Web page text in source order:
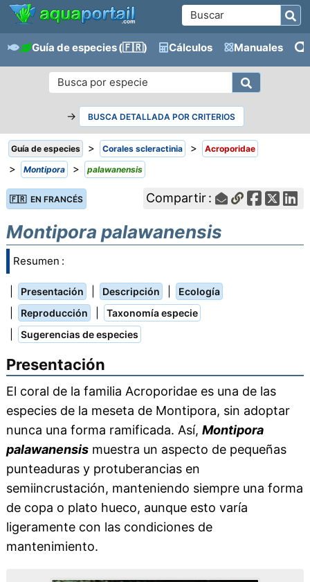
Guía de especies(🇫🇷) Cálculos Manuales
→ BUSCA DETALLADA POR CRITERIOS
Guía de especies > Corales scleractinia > Acroporidae
> Montipora > palawanensis
🇫🇷 EN FRANCÉS Compartir :
Montipora palawanensis
Resumen :
Presentación Descripción Ecología
Reproducción Taxonomía especie
Sugerencias de especies
Presentación
El coral de la familia Acroporidae es una de las
especies de la meseta de Montipora, sin adoptar
nunca una forma ramificada. Así, Montipora
palawanensismuestra un aspecto de pequeñas
punteaduras y protuberancias en
semiincrustación, manteniendo siempre una forma
de copa o plato hueco, aunque esto varía
ligeramente con las condiciones de
mantenimiento.